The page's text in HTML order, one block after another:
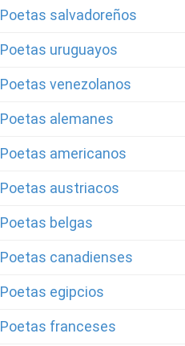
Poetas salvadoreños
Poetas uruguayos
Poetas venezolanos
Poetas alemanes
Poetas americanos
Poetas austriacos
Poetas belgas
Poetas canadienses
Poetas egipcios
Poetas franceses